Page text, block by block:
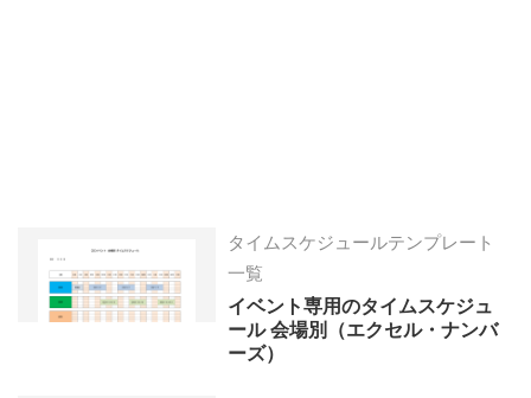
タイムスケジュールテンプレート
一覧
イベント専用のタイムスケジュ
ール 会場別（エクセル・ナンバ
ーズ）